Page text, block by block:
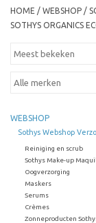
Merken
HOME / WEBSHOP /
SOTHYS ORGANICS
WEBSHOP
Sothys Webshop
Reiniging en scrub
Sothys Make-up
Oogverzorging
Maskers
Serums
Crèmes
Zonneproducten